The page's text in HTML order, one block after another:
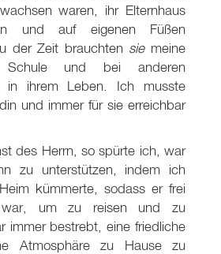
waren, ihr Elternhaus
und auf eigenen Füßen
der Zeit brauchten sie meine
und bei anderen
in ihrem Leben. Ich musste
und immer für sie erreichbar
des Herrn, so spürte ich, war
zu unterstützen, indem ich
kümmerte, sodass er frei
war, um zu reisen und zu
immer bestrebt, eine friedliche
Atmosphäre zu Hause zu